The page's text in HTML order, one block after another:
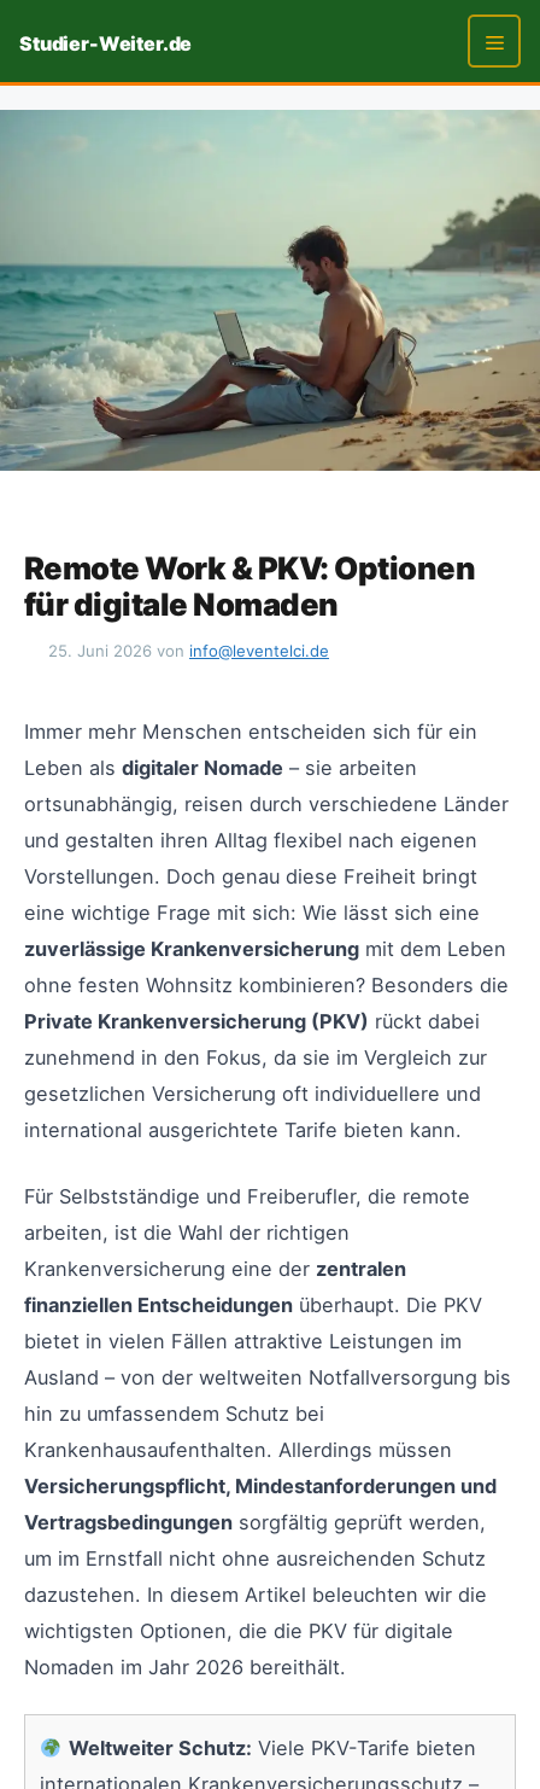
Inhalt
Studier-Weiter.de
Menü
Remote Work & PKV: Optionen
für digitale Nomaden
25. Juni 2026 von info@leventelci.de
Immer mehr Menschen entscheiden sich für ein
Leben als digitaler Nomade – sie arbeiten
ortsunabhängig, reisen durch verschiedene Länder
und gestalten ihren Alltag flexibel nach eigenen
Vorstellungen. Doch genau diese Freiheit bringt
eine wichtige Frage mit sich: Wie lässt sich eine
zuverlässige Krankenversicherung mit dem Leben
ohne festen Wohnsitz kombinieren? Besonders die
Private Krankenversicherung (PKV) rückt dabei
zunehmend in den Fokus, da sie im Vergleich zur
gesetzlichen Versicherung oft individuellere und
international ausgerichtete Tarife bieten kann.
Für Selbstständige und Freiberufler, die remote
arbeiten, ist die Wahl der richtigen
Krankenversicherung eine der zentralen
finanziellen Entscheidungen überhaupt. Die PKV
bietet in vielen Fällen attraktive Leistungen im
Ausland – von der weltweiten Notfallversorgung bis
hin zu umfassendem Schutz bei
Krankenhausaufenthalten. Allerdings müssen
Versicherungspflicht, Mindestanforderungen und
Vertragsbedingungen sorgfältig geprüft werden,
um im Ernstfall nicht ohne ausreichenden Schutz
dazustehen. In diesem Artikel beleuchten wir die
wichtigsten Optionen, die die PKV für digitale
Nomaden im Jahr 2026 bereithält.
Weltweiter Schutz: Viele PKV-Tarife bieten